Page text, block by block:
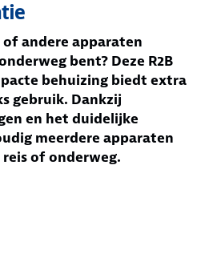
andere apparaten
bent? Deze R2B
behuizing biedt extra
gebruik. Dankzij
en het duidelijke
meerdere apparaten
of onderweg.
powerbank
op te laden.